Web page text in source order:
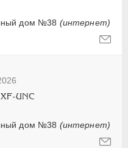
дом №38 (интернет)
дом №38 (интернет)
XF-UNC